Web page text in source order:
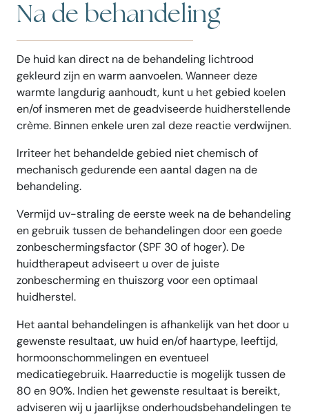
Na de behandeling
De huid kan direct na de behandeling lichtrood
gekleurd zijn en warm aanvoelen. Wanneer deze
warmte langdurig aanhoudt, kunt u het gebied koelen
en/of insmeren met de geadviseerde huidherstellende
crème. Binnen enkele uren zal deze reactie verdwijnen.
Irriteer het behandelde gebied niet chemisch of
mechanisch gedurende een aantal dagen na de
behandeling.
Vermijd uv-straling de eerste week na de behandeling
en gebruik tussen de behandelingen door een goede
zonbeschermingsfactor (SPF 30 of hoger). De
huidtherapeut adviseert u over de juiste
zonbescherming en thuiszorg voor een optimaal
huidherstel.
Het aantal behandelingen is afhankelijk van het door u
gewenste resultaat, uw huid en/of haartype, leeftijd,
hormoonschommelingen en eventueel
medicatiegebruik. Haarreductie is mogelijk tussen de
80 en 90%. Indien het gewenste resultaat is bereikt,
adviseren wij u jaarlijkse onderhoudsbehandelingen te